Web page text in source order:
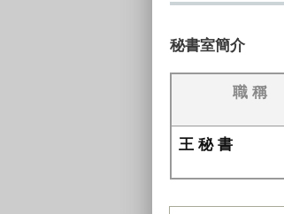
秘書室簡介
職 稱
王 秘 書